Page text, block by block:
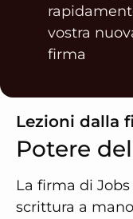
vostra
firma
Lezioni dalla
Potere
La firma di
scrittura a